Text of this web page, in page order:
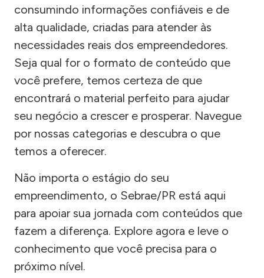
consumindo informações confiáveis e de
alta qualidade, criadas para atender às
necessidades reais dos empreendedores.
Seja qual for o formato de conteúdo que
você prefere, temos certeza de que
encontrará o material perfeito para ajudar
seu negócio a crescer e prosperar. Navegue
por nossas categorias e descubra o que
temos a oferecer.
Não importa o estágio do seu
empreendimento, o Sebrae/PR está aqui
para apoiar sua jornada com conteúdos que
fazem a diferença. Explore agora e leve o
conhecimento que você precisa para o
próximo nível.